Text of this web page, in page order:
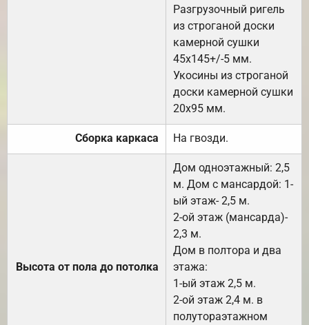
Разгрузочный ригель
из строганой доски
камерной сушки
45х145+/-5 мм.
Укосины из строганой
доски камерной сушки
20х95 мм.
Сборка каркаса На гвозди.
Высота от пола до потолка
Дом одноэтажный: 2,5
м. Дом с мансардой: 1-
ый этаж- 2,5 м.
2-ой этаж (мансарда)-
2,3 м.
Дом в полтора и два
этажа:
1-ый этаж 2,5 м.
2-ой этаж 2,4 м. в
полутораэтажном